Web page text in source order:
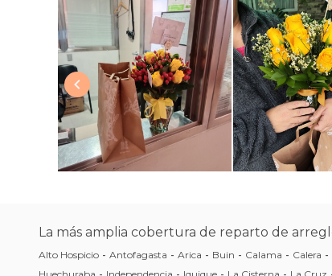
La más amplia cobertura de reparto de
Alto Hospicio - Antofagasta - Arica - Buin - Calama - Calera -